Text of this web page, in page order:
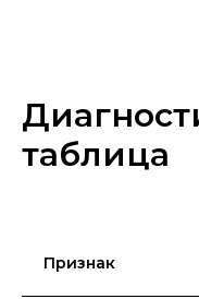
таблица
Признак